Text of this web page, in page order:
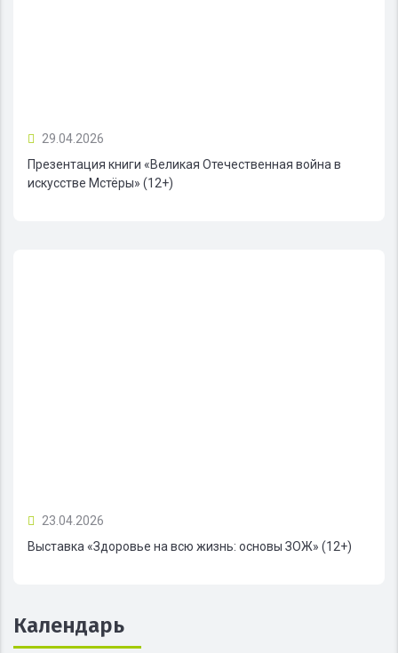
29.04.2026
Презентация книги «Великая Отечественная война в
искусстве Мстёры» (12+)
23.04.2026
Выставка «Здоровье на всю жизнь: основы ЗОЖ» (12+)
Календарь